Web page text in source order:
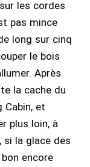
les cordes
pas mince
long sur cinq
le bois
Après
la cache du
et
plus loin, à
si la glace des
encore